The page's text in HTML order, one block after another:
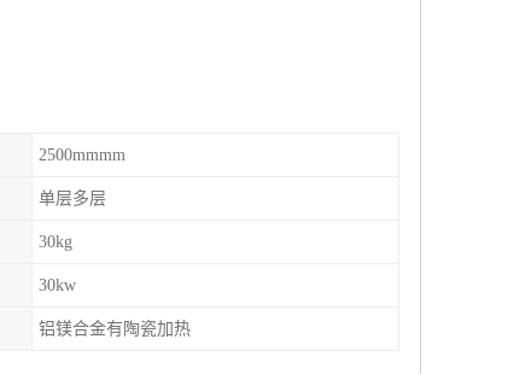
2500mmmm
单层多层
30kg
30kw
铝镁合金有陶瓷加热